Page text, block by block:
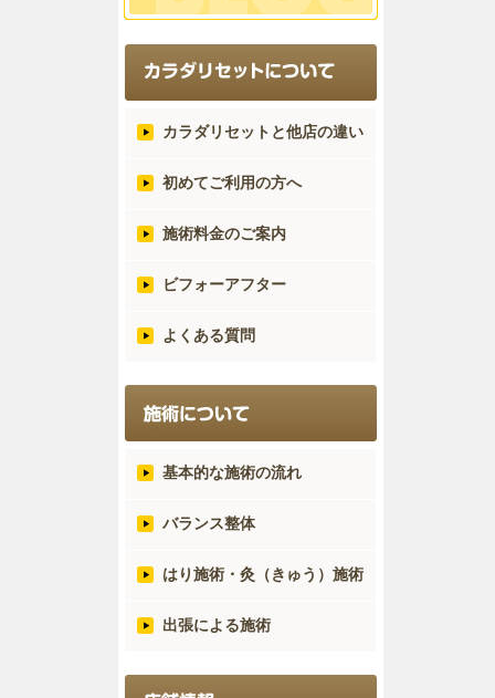
カラダリセットと他店の違い
初めてご利用の方へ
施術料金のご案内
ビフォーアフター
よくある質問
基本的な施術の流れ
バランス整体
はり施術・灸（きゅう）施術
出張による施術